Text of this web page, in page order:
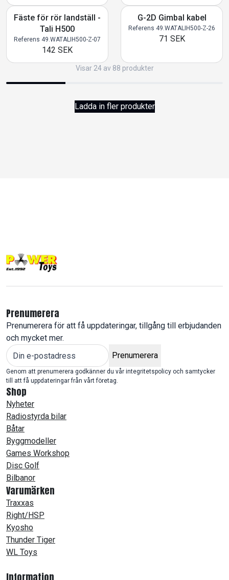
Fäste för rör landställ -
Tali H500
Referens 49.WATALIH500-Z-07
142 SEK
G-2D Gimbal kabel
Referens 49.WATALIH500-Z-26
71 SEK
Visar 24 av 88 produkter
Ladda in fler produkter
Prenumerera
Prenumerera för att få uppdateringar, tillgång till erbjudanden
och mycket mer.
Prenumerera
Genom att prenumerera godkänner du vår integritetspolicy och samtycker
till att få uppdateringar från vårt företag.
Shop
Nyheter
Radiostyrda bilar
Båtar
Byggmodeller
Games Workshop
Disc Golf
Bilbanor
Varumärken
Traxxas
Right/HSP
Kyosho
Thunder Tiger
WL Toys
Information